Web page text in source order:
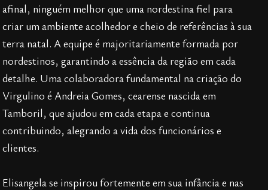
afinal, ninguém melhor que uma nordestina fiel para
criar um ambiente acolhedor e cheio de referências à sua
terra natal. A equipe é majoritariamente formada por
nordestinos, garantindo a essência da região em cada
detalhe. Uma colaboradora fundamental na criação do
Virgulino é Andreia Gomes, cearense nascida em
Tamboril, que ajudou em cada etapa e continua
contribuindo, alegrando a vida dos funcionários e
clientes.
Elisangela se inspirou fortemente em sua infância e nas